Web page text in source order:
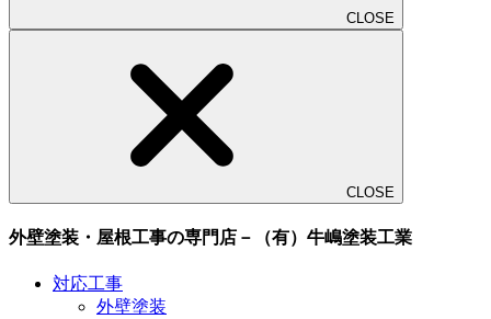
CLOSE
CLOSE
外壁塗装・屋根工事の専門店－（有）牛嶋塗装工業
対応工事
外壁塗装